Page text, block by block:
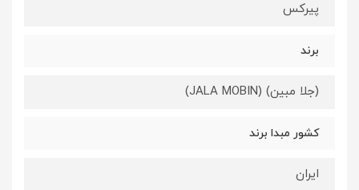
پیرکس
برند
(جلا مبین) (JALA MOBIN)
کشور مبدا برند
ایران